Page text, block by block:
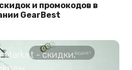
и промокодов в
GearBest
Market - скидки,